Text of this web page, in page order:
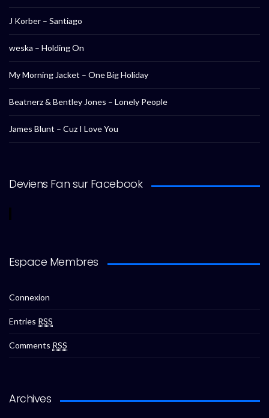
J Korber – Santiago
weska – Holding On
My Morning Jacket – One Big Holiday
Beatnerz & Bentley Jones – Lonely People
James Blunt – Cuz I Love You
Deviens Fan sur Facebook
Espace Membres
Connexion
Entries RSS
Comments RSS
Archives